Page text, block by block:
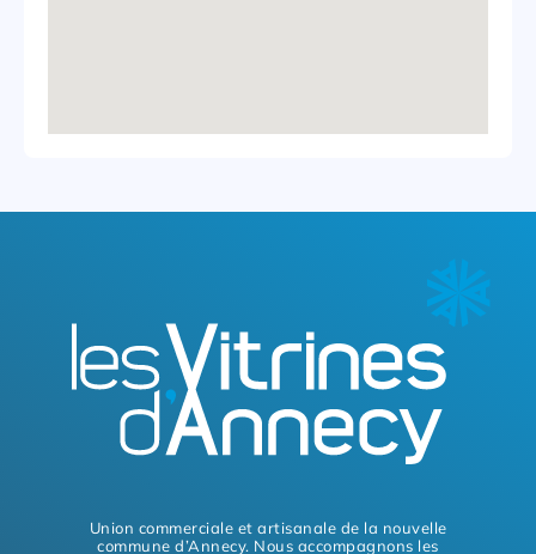
Union commerciale et artisanale de la nouvelle
commune d’Annecy. Nous accompagnons les